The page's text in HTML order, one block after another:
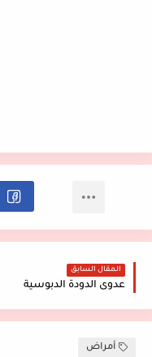
المقال السابق
عدوى الدودة الدبوسية
أمراض